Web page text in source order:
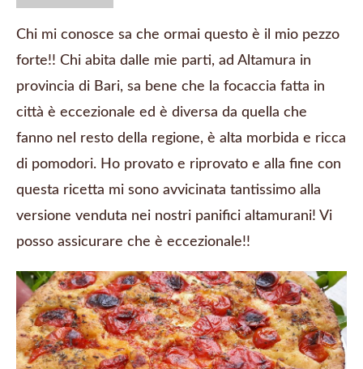
Chi mi conosce sa che ormai questo è il mio pezzo
forte!! Chi abita dalle mie parti, ad Altamura in
provincia di Bari, sa bene che la focaccia fatta in
città è eccezionale ed è diversa da quella che
fanno nel resto della regione, è alta morbida e ricca
di pomodori. Ho provato e riprovato e alla fine con
questa ricetta mi sono avvicinata tantissimo alla
versione venduta nei nostri panifici altamurani! Vi
posso assicurare che è eccezionale!!